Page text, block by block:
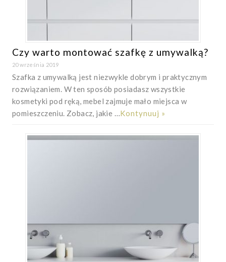
Czy warto montować szafkę z umywalką?
20 września 2019
Szafka z umywalką jest niezwykle dobrym i praktycznym
rozwiązaniem. W ten sposób posiadasz wszystkie
kosmetyki pod ręką, mebel zajmuje mało miejsca w
pomieszczeniu. Zobacz, jakie …Kontynuuj »